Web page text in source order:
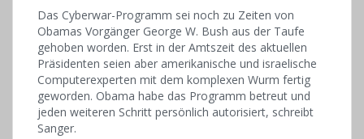
Das Cyberwar-Programm sei noch zu Zeiten von
Obamas Vorgänger George W. Bush aus der Taufe
gehoben worden. Erst in der Amtszeit des aktuellen
Präsidenten seien aber amerikanische und israelische
Computerexperten mit dem komplexen Wurm fertig
geworden. Obama habe das Programm betreut und
jeden weiteren Schritt persönlich autorisiert, schreibt
Sanger.